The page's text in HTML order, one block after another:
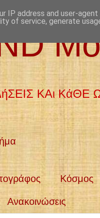
ΚΑι ΚάΘΕ
Κόσμος
Ανακοινώσεις
IP address and user-agent
of service, generate